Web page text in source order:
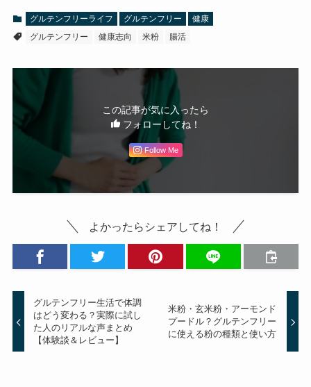
グルテンフリーライフ グルテンフリー
健康
グルテンフリー
健康志向 米粉 腸活
この記事が気に入ったら
フォローしてね！
Follow Me
よかったらシェアしてね！
グルテンフリー生活で体調
はどう変わる？実際に試し
た人のリアルな声まとめ
【体験談＆レビュー】
米粉・玄米粉・アーモンド
プードル？グルテンフリー
に使える粉の種類と使い方